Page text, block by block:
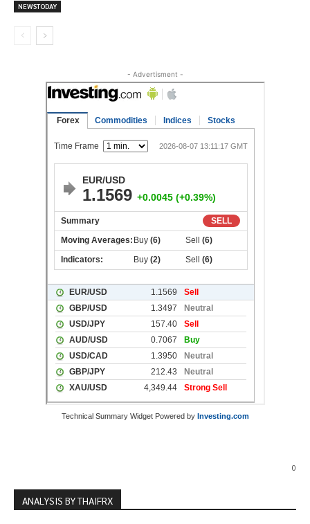
NEWSTODAY
- Advertisment -
Technical Summary Widget Powered by Investing.com
0
ANALYSIS BY THAIFRX